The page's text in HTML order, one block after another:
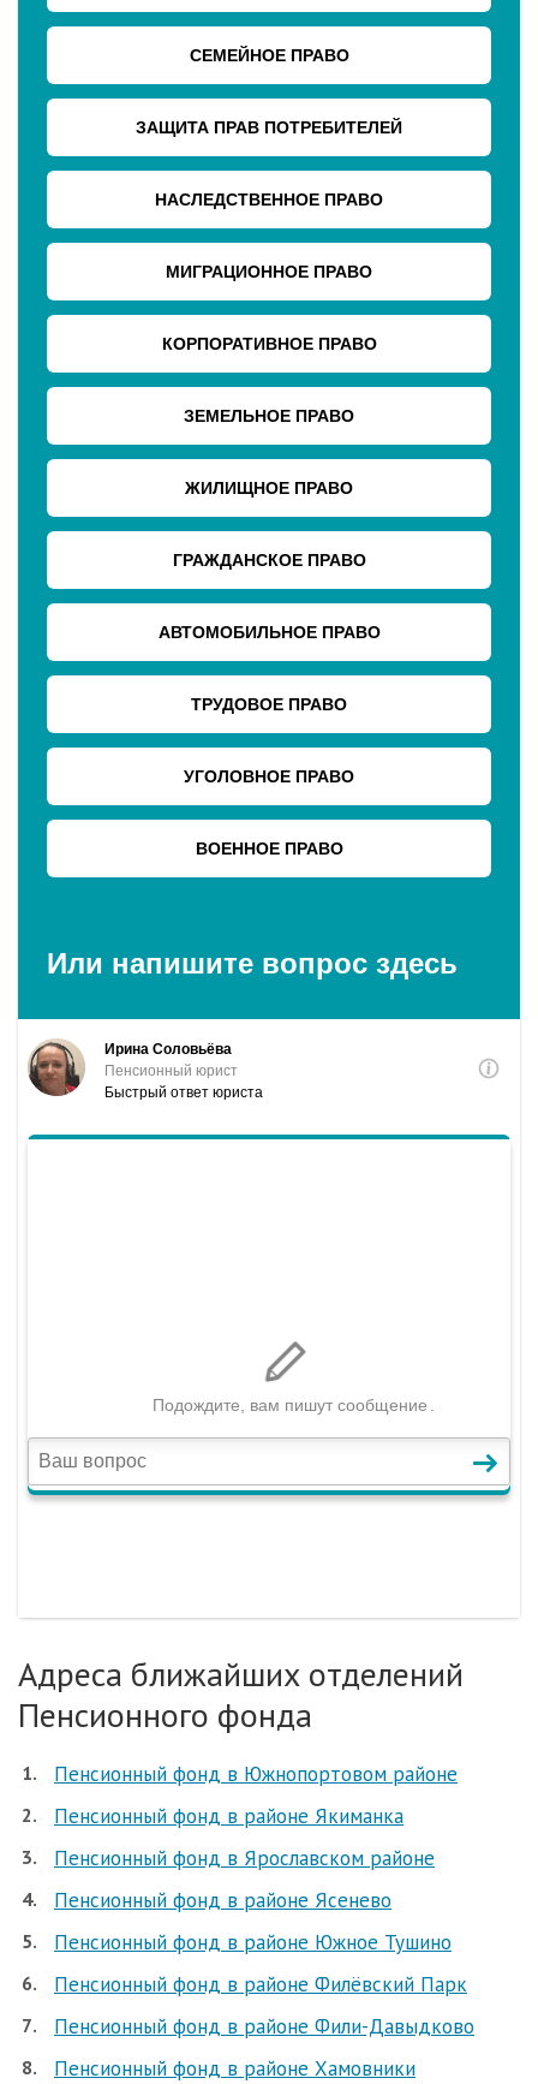
Адреса ближайших отделений
Пенсионного фонда
Пенсионный фонд в Южнопортовом районе
Пенсионный фонд в районе Якиманка
Пенсионный фонд в Ярославском районе
Пенсионный фонд в районе Ясенево
Пенсионный фонд в районе Южное Тушино
Пенсионный фонд в районе Филёвский Парк
Пенсионный фонд в районе Фили-Давыдково
Пенсионный фонд в районе Хамовники